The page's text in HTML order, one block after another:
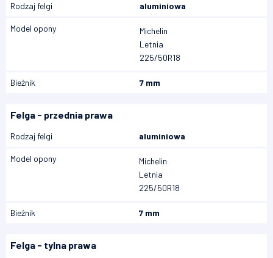
Rodzaj felgi aluminiowa
Model opony
Michelin
Letnia
225/50R18
Bieżnik 7 mm
Felga - przednia prawa
Rodzaj felgi aluminiowa
Model opony
Michelin
Letnia
225/50R18
Bieżnik 7 mm
Felga - tylna prawa